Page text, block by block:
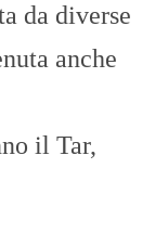
da diverse
anche
il Tar,